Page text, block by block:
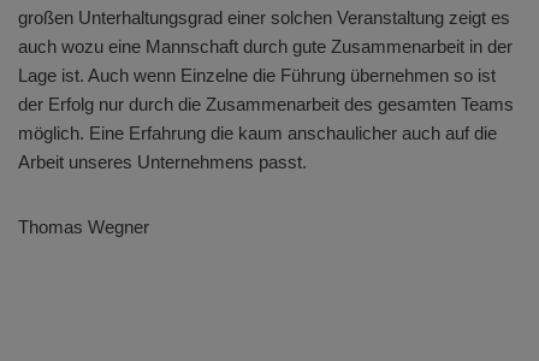
großen Unterhaltungsgrad einer solchen Veranstaltung zeigt es
auch wozu eine Mannschaft durch gute Zusammenarbeit in der
Lage ist. Auch wenn Einzelne die Führung übernehmen so ist
der Erfolg nur durch die Zusammenarbeit des gesamten Teams
möglich. Eine Erfahrung die kaum anschaulicher auch auf die
Arbeit unseres Unternehmens passt.
Thomas Wegner